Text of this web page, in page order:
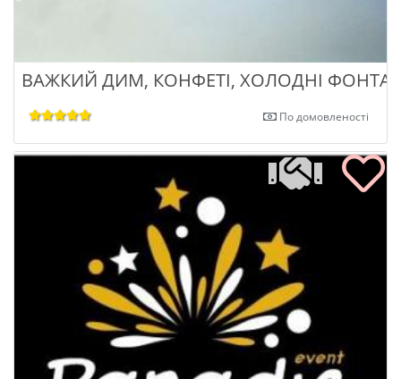
ВАЖКИЙ ДИМ, КОНФЕТІ, ХОЛОДНІ
По домовленості